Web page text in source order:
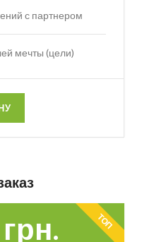
с партнером
мечты (цели)
ТОП